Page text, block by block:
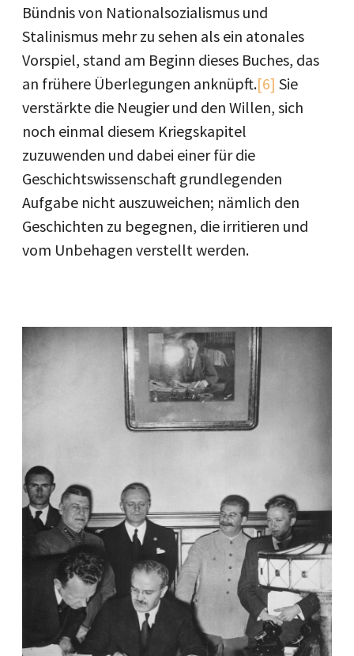
Bündnis von Nationalsozialismus und
Stalinismus mehr zu sehen als ein atonales
Vorspiel, stand am Beginn dieses Buches, das
an frühere Überlegungen anknüpft.[6] Sie
verstärkte die Neugier und den Willen, sich
noch einmal diesem Kriegskapitel
zuzuwenden und dabei einer für die
Geschichtswissenschaft grundlegenden
Aufgabe nicht auszuweichen; nämlich den
Geschichten zu begegnen, die irritieren und
vom Unbehagen verstellt werden.